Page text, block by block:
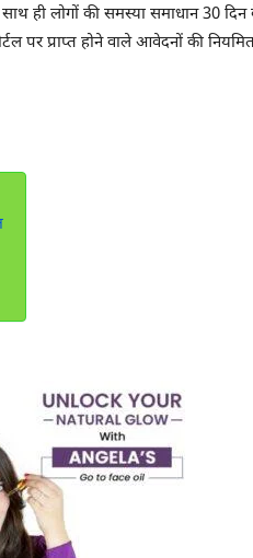
ही लोगों की समस्या समाधान 30 दिन
पर प्राप्त होने वाले आवेदनों की